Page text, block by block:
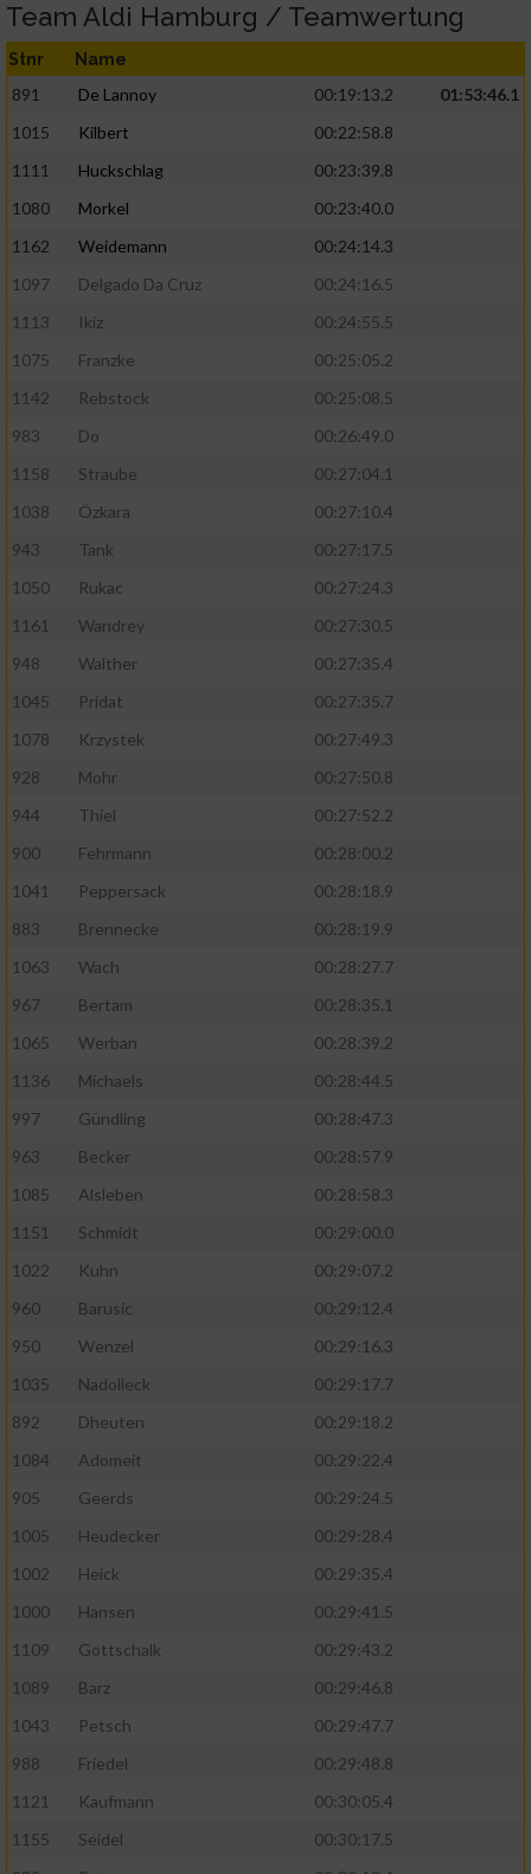
Team Aldi Hamburg / Teamwertung
Stnr Name
891 De Lannoy 00:19:13.2
01:53:46.1
1015
Kilbert
00:22:58.8
1111
Huckschlag
00:23:39.8
1080
Morkel
00:23:40.0
1162
Weidemann
00:24:14.3
1097
Delgado Da Cruz
00:24:16.5
1113
Ikiz
00:24:55.5
1075
Franzke
00:25:05.2
1142
Rebstock
00:25:08.5
983
Do
00:26:49.0
1158
Straube
00:27:04.1
1038
Özkara
00:27:10.4
943
Tank
00:27:17.5
1050
Rukac
00:27:24.3
1161
Wandrey
00:27:30.5
948
Walther
00:27:35.4
1045
Pridat
00:27:35.7
1078
Krzystek
00:27:49.3
928
Mohr
00:27:50.8
944
Thiel
00:27:52.2
900
Fehrmann
00:28:00.2
1041
Peppersack
00:28:18.9
883
Brennecke
00:28:19.9
1063
Wach
00:28:27.7
967
Bertam
00:28:35.1
1065
Werban
00:28:39.2
1136
Michaels
00:28:44.5
997
Gündling
00:28:47.3
963
Becker
00:28:57.9
1085
Alsleben
00:28:58.3
1151
Schmidt
00:29:00.0
1022
Kuhn
00:29:07.2
960
Barusic
00:29:12.4
950
Wenzel
00:29:16.3
1035
Nadolleck
00:29:17.7
892
Dheuten
00:29:18.2
1084
Adomeit
00:29:22.4
905
Geerds
00:29:24.5
1005
Heudecker
00:29:28.4
1002
Heick
00:29:35.4
1000
Hansen
00:29:41.5
1109
Gottschalk
00:29:43.2
1089
Barz
00:29:46.8
1043
Petsch
00:29:47.7
988
Friedel
00:29:48.8
1121
Kaufmann
00:30:05.4
1155
Seidel
00:30:17.5